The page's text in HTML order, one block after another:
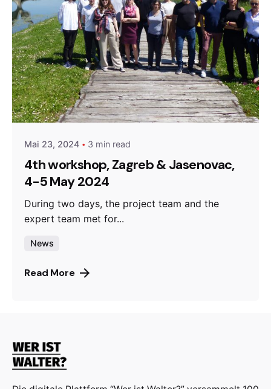
Posted by
admin
Mai 23, 2024 3 min read
4th workshop, Zagreb & Jasenovac,
4-5 May 2024
During two days, the project team and the
expert team met for...
News
Read More